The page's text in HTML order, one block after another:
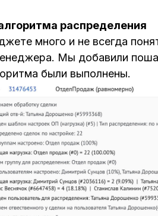
распределения
много и не всегда
Мы добавили
были выполнены.